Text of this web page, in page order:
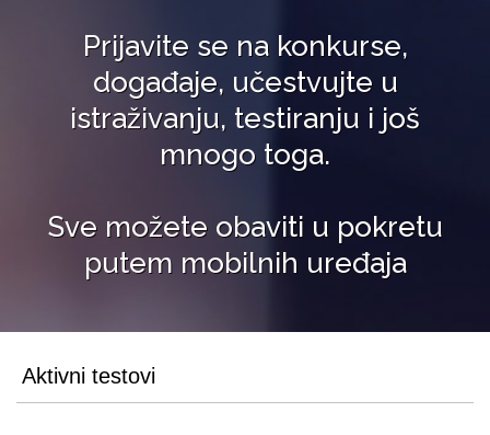
Prijavite se na konkurse,
događaje, učestvujte u
istraživanju, testiranju i još
mnogo toga.
Sve možete obaviti u pokretu
putem mobilnih uređaja
Aktivni testovi